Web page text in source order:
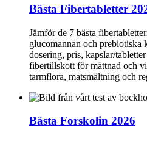
Bästa Fibertabletter
Jämför de 7 bästa
glucomannan och prebiotiska
dosering, pris, kapslar/
fibertillskott för mättnad och
tarmflora, matsmältning och
Bästa Forskolin 2026